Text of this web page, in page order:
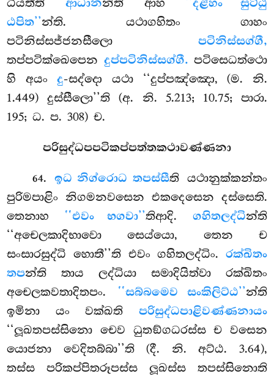
ධීයතීති ආධානන්ති ආහ ‘‘දළ්හං සුට්ඨු
ඨපිත’’න්ති. යථාගහිතං ගාහං
පටිනිස්සජ්ජනසීලො පටිනිස්සග්ගී,
තප්පටික්ඛෙපෙන දුප්පටිනිස්සග්ගී. පටිසෙධත්ථො
හි අයංදු-සද්දො යථා ‘‘දුප්පඤ්ඤො, (ම. නි.
1.449) දුස්සීලො’’ති (අ. නි. 5.213; 10.75; පාරා.
195; ධ. ප. 308) ච.
පරිසුද්ධපපටිකප්පත්තකථාවණ්ණනා
64.ඉධ නිග්රොධ තපස්සීති යථානුක්කන්තං
පුරිමපාළිං නිගමනවසෙන එකදෙසෙන දස්සෙති.
තෙනාහ ‘‘එවං භගවා’’තිආදි. ගහිතලද්ධින්ති
‘‘අචෙලකාදිභාවො සෙය්යො, තෙන ච
සංසාරසුද්ධි හොතී’’ති එවං ගහිතලද්ධිං. රක්ඛිතං
තපන්ති තාය ලද්ධියා සමාදියිත්වා රක්ඛිතං
අචෙලකවතාදිතපං. ‘‘සබ්බමෙව සංකිලිට්ඨ’’න්ති
ඉමිනා යං වක්ඛති පරිසුද්ධපාළිවණ්ණනායං
‘‘ලූඛතපස්සිනො චෙව ධුතඞ්ගධරස්ස ච වසෙන
යොජනා වෙදිතබ්බා’’ති (දී. නි. අට්ඨ. 3.64),
තස්ස පරිකප්පිතරූපස්ස ලූඛස්ස තපස්සිනොති